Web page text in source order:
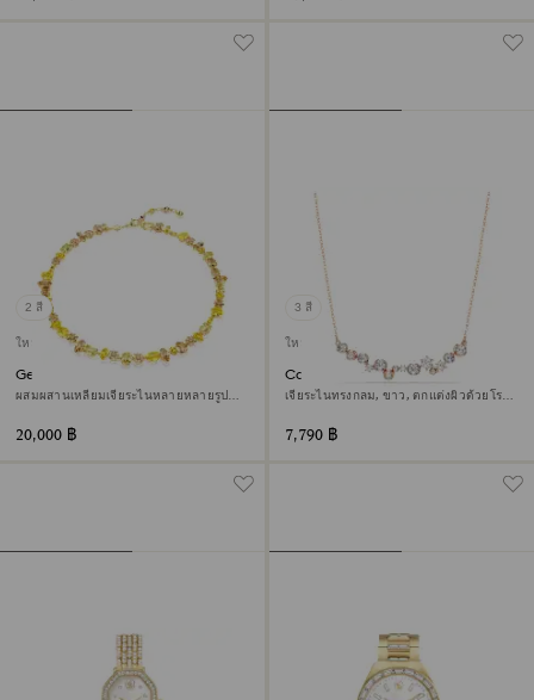
2 สี
ใหม่
Gema สร้อยคอ
ผสมผสานเหลี่ยมเจียระไนหลายหลายรูป
20,000 ฿
3 สี
ใหม่
Constella สร้อยคอ
เจียระไนทรงกลม, ขาว, ตกแต่งผิวด้วยโรส
7,790 ฿